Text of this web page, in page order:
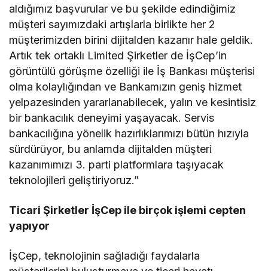
aldığımız başvurular ve bu şekilde edindiğimiz
müşteri sayımızdaki artışlarla birlikte her 2
müşterimizden birini dijitalden kazanır hale geldik.
Artık tek ortaklı Limited Şirketler de İşCep’in
görüntülü görüşme özelliği ile İş Bankası müşterisi
olma kolaylığından ve Bankamızın geniş hizmet
yelpazesinden yararlanabilecek, yalın ve kesintisiz
bir bankacılık deneyimi yaşayacak. Servis
bankacılığına yönelik hazırlıklarımızı bütün hızıyla
sürdürüyor, bu anlamda dijitalden müşteri
kazanımımızı 3. parti platformlara taşıyacak
teknolojileri geliştiriyoruz.”
Ticari Şirketler İşCep ile birçok işlemi cepten
yapıyor
İşCep, teknolojinin sağladığı faydalarla